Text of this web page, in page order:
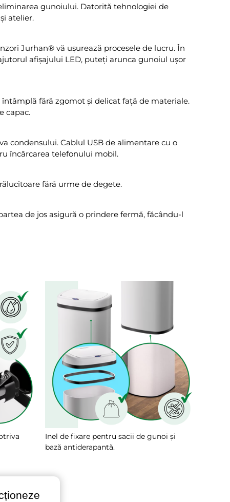
gunoiului. Datorită tehnologiei de
atelier.
Jurhan® vă ușurează procesele de lucru. În
afișajului LED, puteți arunca gunoiul ușor
fără zgomot și delicat față de materiale.
capac.
condensului. Cablul USB de alimentare cu o
încărcarea telefonului mobil.
fără urme de degete.
de jos asigură o prindere fermă, făcându-l
Inel de fixare pentru sacii de gunoi și
bază antiderapantă.